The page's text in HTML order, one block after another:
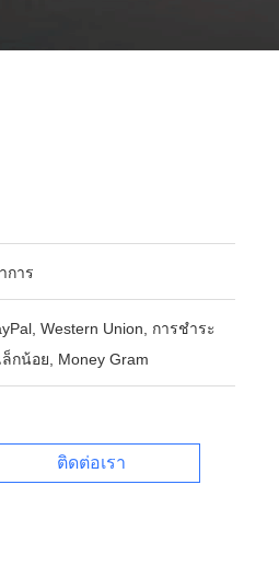
การ
Western Union, การชำระ
กน้อย, Money Gram
ติดต่อเรา